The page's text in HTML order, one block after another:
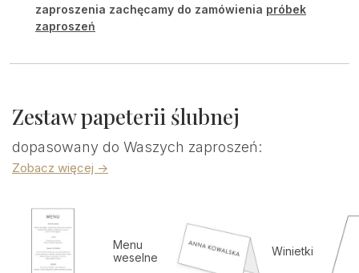
zaproszenia zachęcamy do zamówienia próbek
zaproszeń
Zestaw papeterii ślubnej
dopasowany do Waszych zaproszeń:
Zobacz więcej ->
Menu
weselne
Winietki